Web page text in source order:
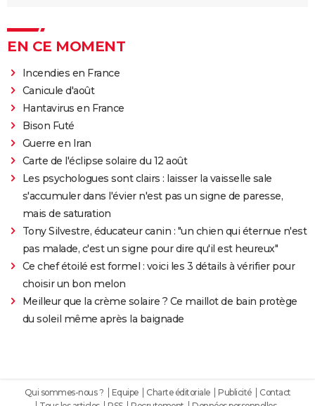
EN CE MOMENT
Incendies en France
Canicule d'août
Hantavirus en France
Bison Futé
Guerre en Iran
Carte de l'éclipse solaire du 12 août
Les psychologues sont clairs : laisser la vaisselle sale
s'accumuler dans l'évier n'est pas un signe de paresse,
mais de saturation
Tony Silvestre, éducateur canin : "un chien qui éternue n'est
pas malade, c'est un signe pour dire qu'il est heureux"
Ce chef étoilé est formel : voici les 3 détails à vérifier pour
choisir un bon melon
Meilleur que la crème solaire ? Ce maillot de bain protège
du soleil même après la baignade
Qui sommes-nous ? Equipe Charte éditoriale Publicité
Contact